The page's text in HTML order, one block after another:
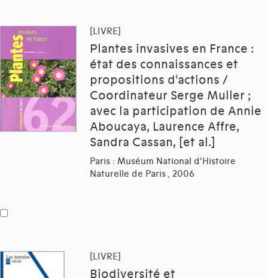
[LIVRE]
Plantes invasives en France :
état des connaissances et
propositions d'actions /
Coordinateur Serge Muller ;
avec la participation de Annie
Aboucaya, Laurence Affre,
Sandra Cassan, [et al.]
Paris : Muséum National d'Histoire
Naturelle de Paris , 2006
[LIVRE]
Biodiversité et